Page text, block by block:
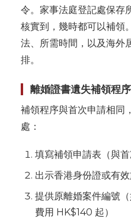
令。家事法庭登記處保存
核實到，幾時都可以補領
法、所需時間，以及海外
排。
離婚證書遺失補領程序
補領程序與首次申請相同
處：
填寫補領申請表（與首
出示香港身份證或有
提供原離婚案件編號
費用 HK$140 起）